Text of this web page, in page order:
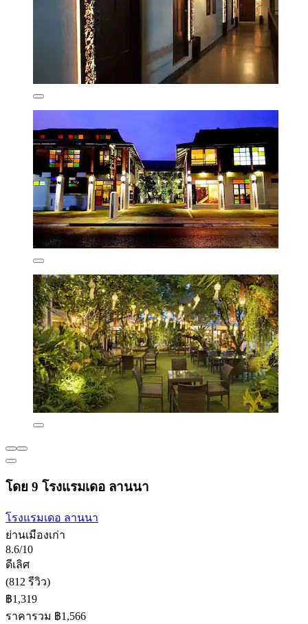
โดย 9 โรงแรมเดอ ลานนา
โรงแรมเดอ ลานนา
ย่านเมืองเก่า
8.6/10
ดีเลิศ
(812 รีวิว)
฿1,319
ราคารวม ฿1,566